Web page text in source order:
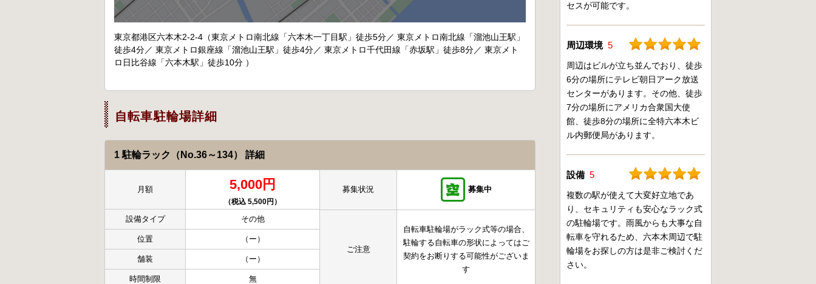
東京都港区六本木2-2-4（東京メトロ南北線「六本木一丁目駅」徒歩5分／ 東京メトロ南北線「溜池山王駅」
徒歩4分／ 東京メトロ銀座線「溜池山王駅」徒歩4分／ 東京メトロ千代田線「赤坂駅」徒歩8分／ 東京メト
ロ日比谷線「六本木駅」徒歩10分 ）
自転車駐輪場詳細
1 駐輪ラック（No.36～134） 詳細
月額 5,000円
（税込 5,500円）
設備タイプ その他
位置 （ー）
舗装 （ー）
時間制限 無
募集状況 募集中
ご注意
自転車駐輪場がラック式等の場合、
駐輪する自転車の形状によってはご
契約をお断りする可能性がございま
す
セスが可能です。
周辺環境 5
周辺はビルが立ち並んでおり、徒歩
6分の場所にテレビ朝日アーク放送
センターがあります。その他、徒歩
7分の場所にアメリカ合衆国大使
館、徒歩8分の場所に全特六本木ビ
ル内郵便局があります。
設備 5
複数の駅が使えて大変好立地であ
り、セキュリティも安心なラック式
の駐輪場です。雨風からも大事な自
転車を守れるため、六本木周辺で駐
輪場をお探しの方は是非ご検討くだ
さい。